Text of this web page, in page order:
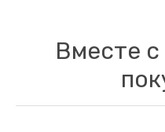
Вместе